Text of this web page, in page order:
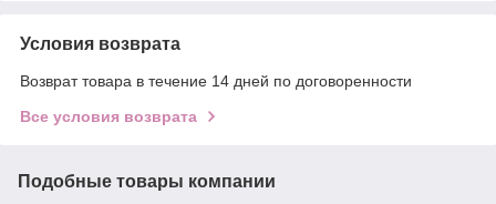
Условия возврата
Возврат товара в течение 14 дней по договоренности
Все условия возврата
Подобные товары компании